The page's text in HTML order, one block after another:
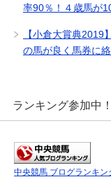
率90％！４歳馬が
【小倉大賞典2019
の馬が良く馬券に絡
ランキング参加中！
中央競馬 ブログランキン